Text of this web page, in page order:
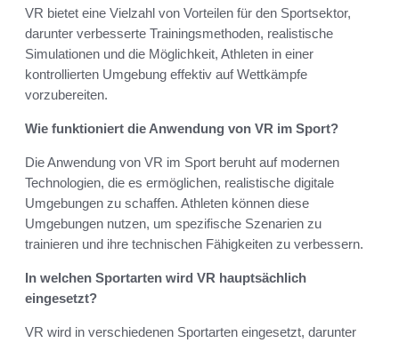
VR bietet eine Vielzahl von Vorteilen für den Sportsektor,
darunter verbesserte Trainingsmethoden, realistische
Simulationen und die Möglichkeit, Athleten in einer
kontrollierten Umgebung effektiv auf Wettkämpfe
vorzubereiten.
Wie funktioniert die Anwendung von VR im Sport?
Die Anwendung von VR im Sport beruht auf modernen
Technologien, die es ermöglichen, realistische digitale
Umgebungen zu schaffen. Athleten können diese
Umgebungen nutzen, um spezifische Szenarien zu
trainieren und ihre technischen Fähigkeiten zu verbessern.
In welchen Sportarten wird VR hauptsächlich
eingesetzt?
VR wird in verschiedenen Sportarten eingesetzt, darunter